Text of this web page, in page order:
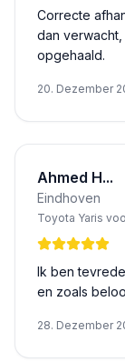
Correcte
dan
opgehaald.
20. Dezember
Ahmed H...
Eindhoven
Toyota Yaris
Ik ben
en zoals
28. Dezember